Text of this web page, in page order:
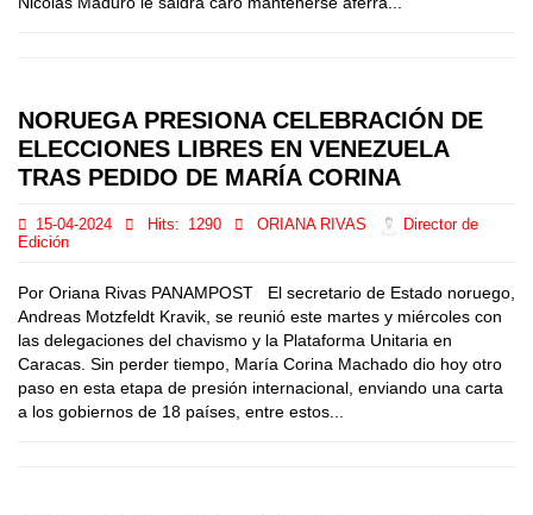
NORUEGA PRESIONA CELEBRACIÓN DE
ELECCIONES LIBRES EN VENEZUELA
TRAS PEDIDO DE MARÍA CORINA
15-04-2024 Hits: 1290 ORIANA RIVAS
Director de
Edición
Por Oriana Rivas PANAMPOST El secretario de Estado noruego,
Andreas Motzfeldt Kravik, se reunió este martes y miércoles con
las delegaciones del chavismo y la Plataforma Unitaria en
Caracas. Sin perder tiempo, María Corina Machado dio hoy otro
paso en esta etapa de presión internacional, enviando una carta
a los gobiernos de 18 países, entre estos...